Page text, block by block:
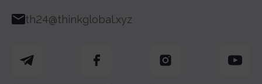
th24@thinkglobal.xyz